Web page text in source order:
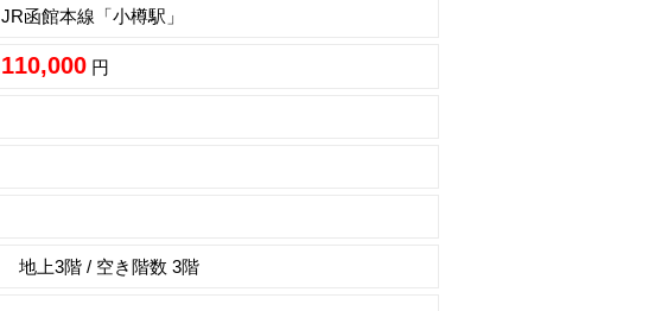
JR函館本線「小樽駅」
110,000 円
地上3階 / 空き階数 3階